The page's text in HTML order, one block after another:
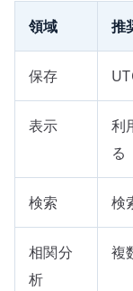
領域 推
保存
表示
利
る
検索 検
相関分
析
複